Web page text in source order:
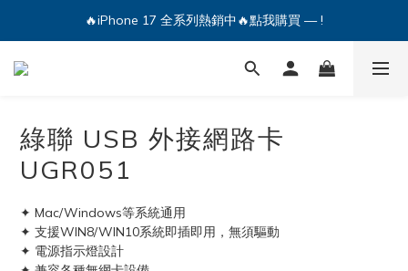
🔥iPhone 17 全系列熱銷中🔥點我購買 — !
💕加入Q哥 Line 新好友領優惠券！🎫
🔥iPhone 17 全系列熱銷中🔥點我購買 — !
綠聯 USB 外接網路卡
UGR051
✦ Mac/Windows等系統通用
✦ 支援WIN8/WIN10系統即插即用，無須驅動
✦ 電源指示燈設計